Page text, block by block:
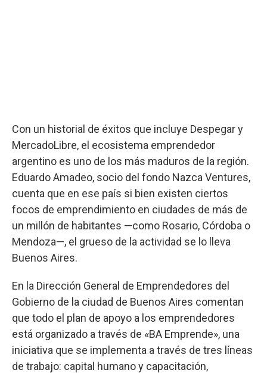
Con un historial de éxitos que incluye Despegar y
MercadoLibre, el ecosistema emprendedor
argentino es uno de los más maduros de la región.
Eduardo Amadeo, socio del fondo Nazca Ventures,
cuenta que en ese país si bien existen ciertos
focos de emprendimiento en ciudades de más de
un millón de habitantes —como Rosario, Córdoba o
Mendoza—, el grueso de la actividad se lo lleva
Buenos Aires.
En la Dirección General de Emprendedores del
Gobierno de la ciudad de Buenos Aires comentan
que todo el plan de apoyo a los emprendedores
está organizado a través de «BA Emprende», una
iniciativa que se implementa a través de tres líneas
de trabajo: capital humano y capacitación,